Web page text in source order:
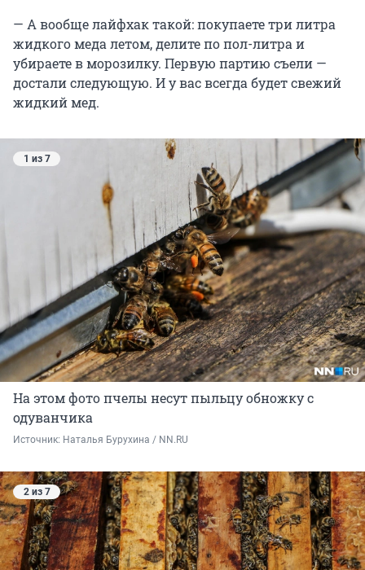
— А вообще лайфхак такой: покупаете три литра
жидкого меда летом, делите по пол-литра и
убираете в морозилку. Первую партию съели —
достали следующую. И у вас всегда будет свежий
жидкий мед.
1 из 7
На этом фото пчелы несут пыльцу обножку с
одуванчика
Источник: Наталья Бурухина / NN.RU
2 из 7